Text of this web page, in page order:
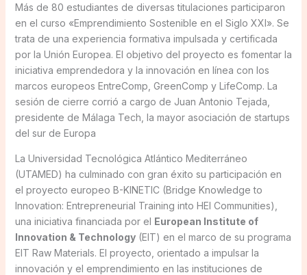
Más de 80 estudiantes de diversas titulaciones participaron
en el curso «Emprendimiento Sostenible en el Siglo XXI». Se
trata de una experiencia formativa impulsada y certificada
por la Unión Europea. El objetivo del proyecto es fomentar la
iniciativa emprendedora y la innovación en línea con los
marcos europeos EntreComp, GreenComp y LifeComp. La
sesión de cierre corrió a cargo de Juan Antonio Tejada,
presidente de Málaga Tech, la mayor asociación de startups
del sur de Europa
La Universidad Tecnológica Atlántico Mediterráneo
(UTAMED) ha culminado con gran éxito su participación en
el proyecto europeo B-KINETIC (Bridge Knowledge to
Innovation: Entrepreneurial Training into HEI Communities),
una iniciativa financiada por el European Institute of
Innovation & Technology(EIT) en el marco de su programa
EIT Raw Materials. El proyecto, orientado a impulsar la
innovación y el emprendimiento en las instituciones de